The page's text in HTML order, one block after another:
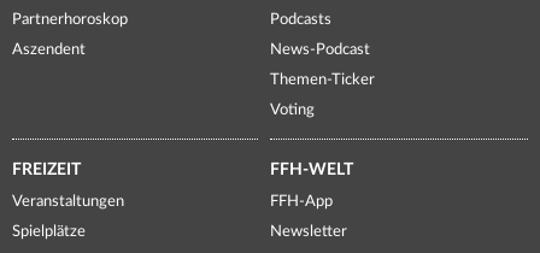
Partnerhoroskop
Aszendent
Podcasts
News-Podcast
Themen-Ticker
Voting
FREIZEIT
Veranstaltungen
Spielplätze
FFH-WELT
FFH-App
Newsletter